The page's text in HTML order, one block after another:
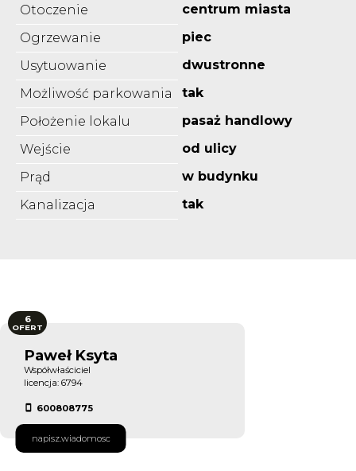
Otoczenie
centrum miasta
Ogrzewanie
piec
Usytuowanie
dwustronne
Możliwość parkowania
tak
Położenie lokalu
pasaż handlowy
Wejście
od ulicy
Prąd
w budynku
Kanalizacja
tak
Paweł Ksyta
Współwłaściciel
licencja: 6794
600808775
napisz.wiadomosc
6
OFERT